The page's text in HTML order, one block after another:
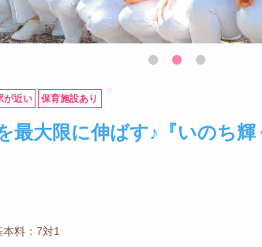
が近い 保育施設あり
最大限に伸ばす♪『いのち輝
料：7対1